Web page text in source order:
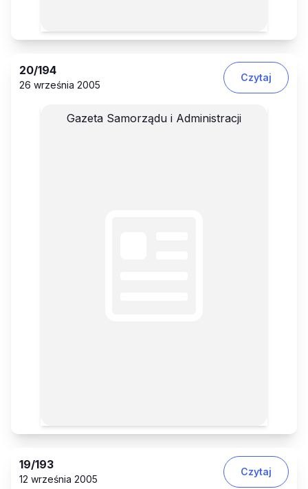
20/194
26 września 2005
Czytaj
Gazeta Samorządu i Administracji
19/193
12 września 2005
Czytaj